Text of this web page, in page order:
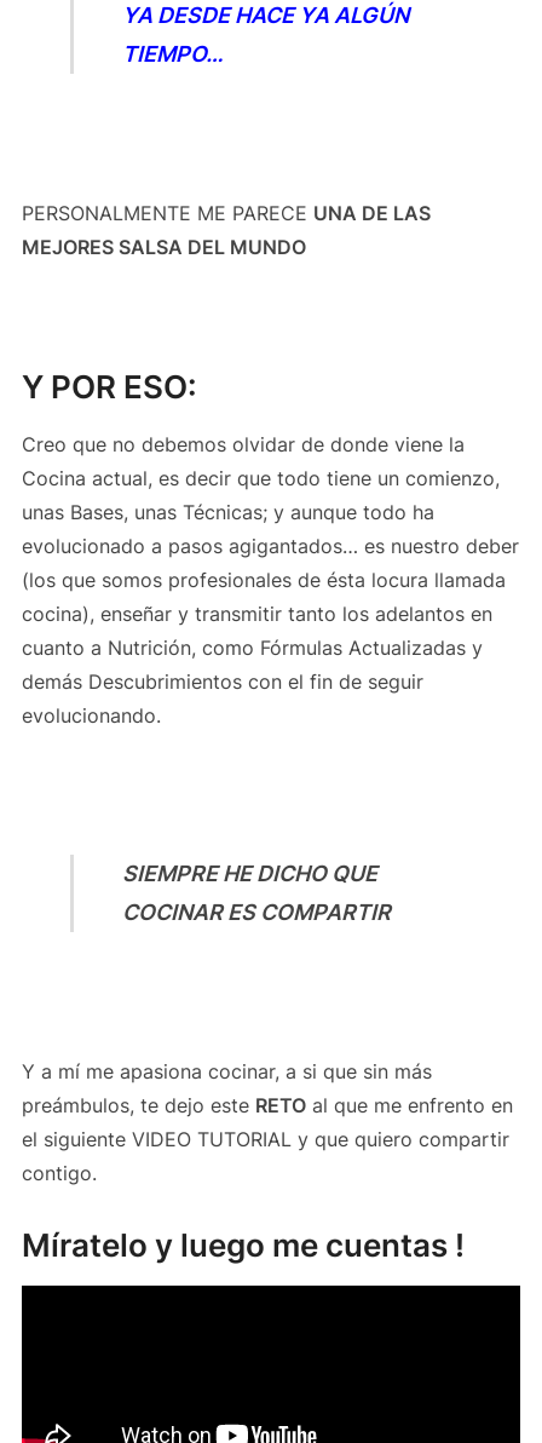
YA DESDE HACE YA ALGÚN
TIEMPO…
PERSONALMENTE ME PARECE UNA DE LAS
MEJORES SALSA DEL MUNDO
Y POR ESO:
Creo que no debemos olvidar de donde viene la
Cocina actual, es decir que todo tiene un comienzo,
unas Bases, unas Técnicas; y aunque todo ha
evolucionado a pasos agigantados… es nuestro deber
(los que somos profesionales de ésta locura llamada
cocina), enseñar y transmitir tanto los adelantos en
cuanto a Nutrición, como Fórmulas Actualizadas y
demás Descubrimientos con el fin de seguir
evolucionando.
SIEMPRE HE DICHO QUE
COCINAR ES COMPARTIR
Y a mí me apasiona cocinar, a si que sin más
preámbulos, te dejo este RETOal que me enfrento en
el siguiente VIDEO TUTORIAL y que quiero compartir
contigo.
Míratelo y luego me cuentas !